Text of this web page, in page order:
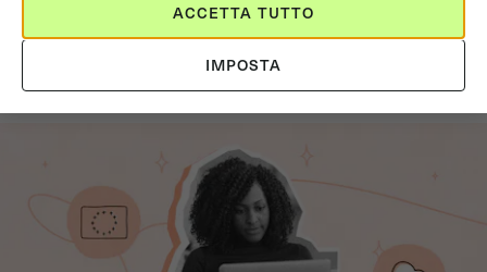
Cloud sovrano: cos’è e quali
vantaggi offre IMPOSTA
ACCETTA TUTTO